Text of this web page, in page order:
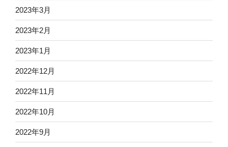
2023年3月
2023年2月
2023年1月
2022年12月
2022年11月
2022年10月
2022年9月